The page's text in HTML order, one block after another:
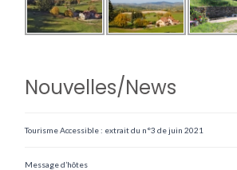
Nouvelles/News
Tourisme Accessible : extrait du n°3 de juin 2021
Message d’hôtes